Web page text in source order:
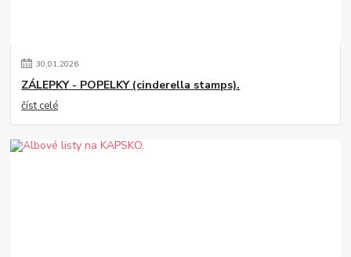
30.01.2026
ZÁLEPKY - POPELKY (cinderella stamps).
číst celé